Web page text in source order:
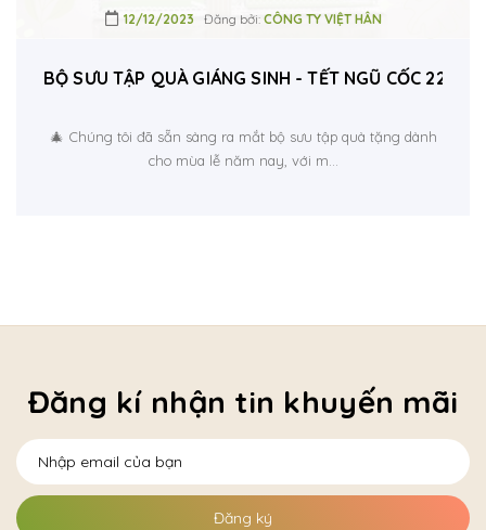
12/12/2023Đăng bởi: CÔNG TY VIỆT HÂN
BỘ SƯU TẬP QUÀ GIÁNG SINH - TẾT NGŨ CỐC 22
🎄 Chúng tôi đã sẵn sàng ra mắt bộ sưu tập quà tặng dành
cho mùa lễ năm nay, với m...
Đăng kí nhận tin khuyến mãi
Đăng ký